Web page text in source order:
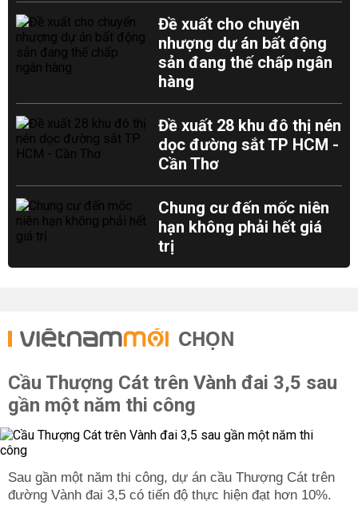
Đề xuất cho chuyển
nhượng dự án bất động
sản đang thế chấp ngân
hàng
Đề xuất 28 khu đô thị nén
dọc đường sắt TP HCM -
Cần Thơ
Chung cư đến mốc niên
hạn không phải hết giá
trị
CHỌN
Cầu Thượng Cát trên Vành đai 3,5 sau
gần một năm thi công
Sau gần một năm thi công, dự án cầu Thượng Cát trên
đường Vành đai 3,5 có tiến độ thực hiện đạt hơn 10%.